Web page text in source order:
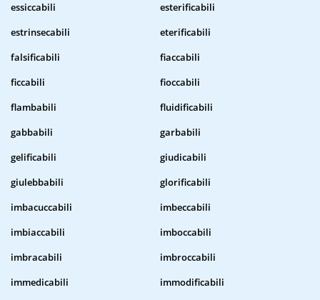
essiccabili
esterificabili
estrinsecabili
eterificabili
falsificabili
fiaccabili
ficcabili
fioccabili
flambabili
fluidificabili
gabbabili
garbabili
gelificabili
giudicabili
giulebbabili
glorificabili
imbacuccabili
imbeccabili
imbiaccabili
imboccabili
imbracabili
imbroccabili
immedicabili
immodificabili